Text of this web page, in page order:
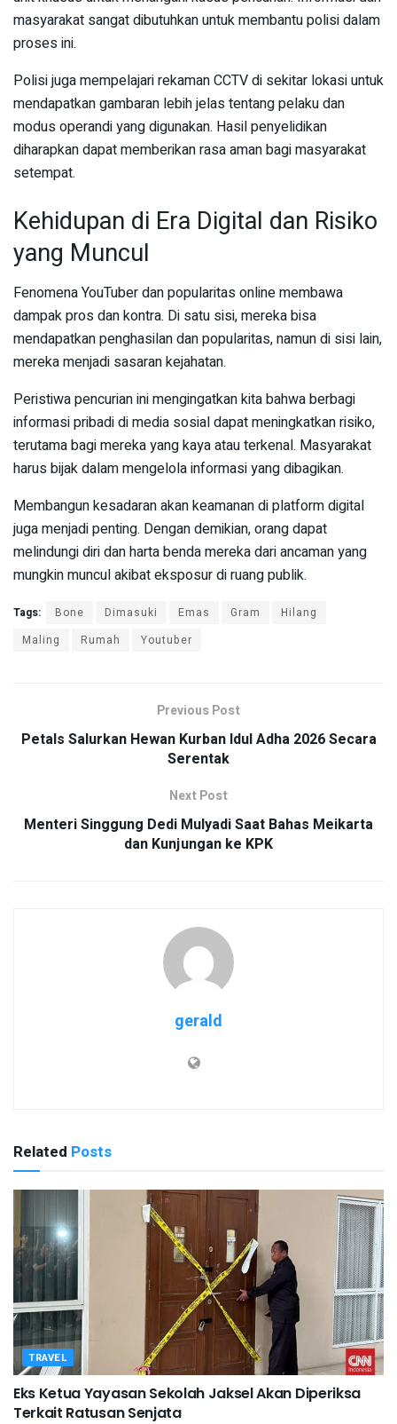
masyarakat sangat dibutuhkan untuk membantu polisi dalam
proses ini.
Polisi juga mempelajari rekaman CCTV di sekitar lokasi untuk
mendapatkan gambaran lebih jelas tentang pelaku dan
modus operandi yang digunakan. Hasil penyelidikan
diharapkan dapat memberikan rasa aman bagi masyarakat
setempat.
Kehidupan di Era Digital dan Risiko
yang Muncul
Fenomena YouTuber dan popularitas online membawa
dampak pros dan kontra. Di satu sisi, mereka bisa
mendapatkan penghasilan dan popularitas, namun di sisi lain,
mereka menjadi sasaran kejahatan.
Peristiwa pencurian ini mengingatkan kita bahwa berbagi
informasi pribadi di media sosial dapat meningkatkan risiko,
terutama bagi mereka yang kaya atau terkenal. Masyarakat
harus bijak dalam mengelola informasi yang dibagikan.
Membangun kesadaran akan keamanan di platform digital
juga menjadi penting. Dengan demikian, orang dapat
melindungi diri dan harta benda mereka dari ancaman yang
mungkin muncul akibat eksposur di ruang publik.
Tags: Bone Dimasuki Emas Gram
Hilang
Maling
Rumah Youtuber
Previous Post
Petals Salurkan Hewan Kurban Idul Adha 2026 Secara
Serentak
Next Post
Menteri Singgung Dedi Mulyadi Saat Bahas Meikarta
dan Kunjungan ke KPK
gerald
Related Posts
TRAVEL
Eks Ketua Yayasan Sekolah Jaksel Akan Diperiksa
Terkait Ratusan Senjata